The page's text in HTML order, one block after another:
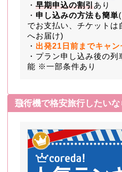
・ 早期申込の割引 あり
・ 申し込みの方法も簡単
でお支払い、チケットは
へお届け)
・ 出発21日前までキャ
・プラン申し込み後の
能 ※一部条件あり
飛行機で格安旅行したいならここを見て損はなし！